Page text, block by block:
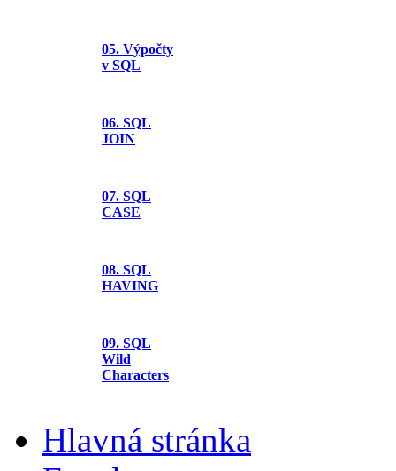
05. Výpočty
v SQL
06. SQL
JOIN
07. SQL
CASE
08. SQL
HAVING
09. SQL
Wild
Characters
Hlavná stránka